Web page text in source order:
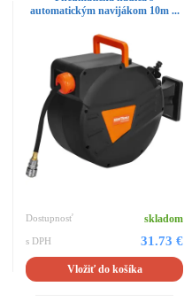
automatickým navijákom 10m ...
Dostupnosť skladom
s DPH 31.73 €
Vložiť do košíka